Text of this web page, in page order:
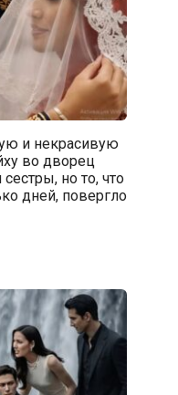
и некрасивую
во дворец
но то, что
дней, повергло